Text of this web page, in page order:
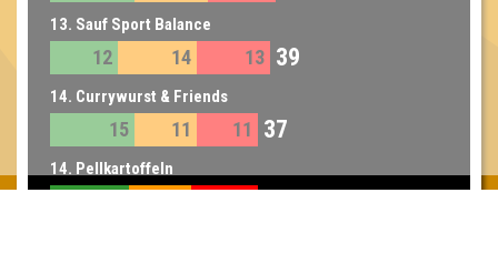
13. Sauf Sport Balance
12 14 13 39
14. Currywurst & Friends
15 11 11 37
14. Pellkartoffeln